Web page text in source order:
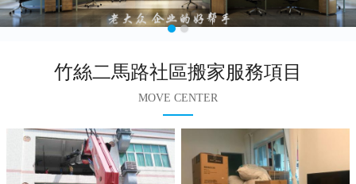
竹絲二馬路社區搬家服務項目
MOVE CENTER